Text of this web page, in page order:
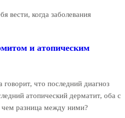
вести, когда заболевания
и атопическим
что последний диагноз
атопический дерматит, оба с
разница между ними?